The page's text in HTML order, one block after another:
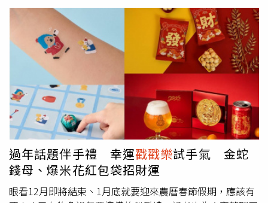
請台中10家餐廳將宮崎縣物產融入料理之中，包含了西式餐
酒館、日本料理、咖啡廳等，品項多達30款以上，無論是想
大啖宮崎美食或享受日本南國風情下午茶都很適合。1010
湘新料理「黑松露棒棒蝦」。（圖／瓦城泰統集團提供）瓦
城泰統集團旗下5大品牌根據不同人數需求、網羅各家招牌
菜規劃多種新春組合餐點，其中瓦城、時時香、非常泰、
1010湘推出2至8人套餐，而大心則推出開運2人餐。此外，
集團也趁勢推出兩道全新料理，在瓦城及非常泰推出的「黑
松露月亮」嚴選100%純鮮蝦，搭配濃郁的黑松露醬，能感
受芳香在口中綻放；1010湘則獻上「黑松露棒棒蝦」，採
用黃金蝦包裹餛飩皮絲下鍋酥炸，融合蝦的鮮甜與黑松露的
香氣。而自上市以來就備受歡迎的「泰式酥炸軟殼蟹」，今
年春節再次好評回歸，於瓦城及非常泰同步販售，其以脆皮
外衣包覆鮮嫩蟹肉並搭配酸辣淋醬，成為團圓飯的開胃佳
過年話題伴手禮 幸運戳戳樂試手氣 金蛇
錢母、爆米花紅包袋招財運
眼看12月即將結束、1月底就要迎來農曆春節假期，應該有